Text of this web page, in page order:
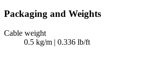
Packaging and Weights
Cable weight
0.5 kg/m | 0.336 lb/ft